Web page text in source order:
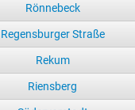
Rönnebeck
Regensburger Straße
Rekum
Riensberg